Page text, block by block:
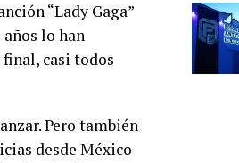
“Lady Gaga”
lo han
casi todos
Pero también
desde México